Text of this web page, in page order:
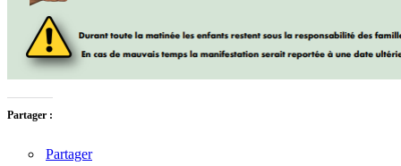
Partager :
Partager